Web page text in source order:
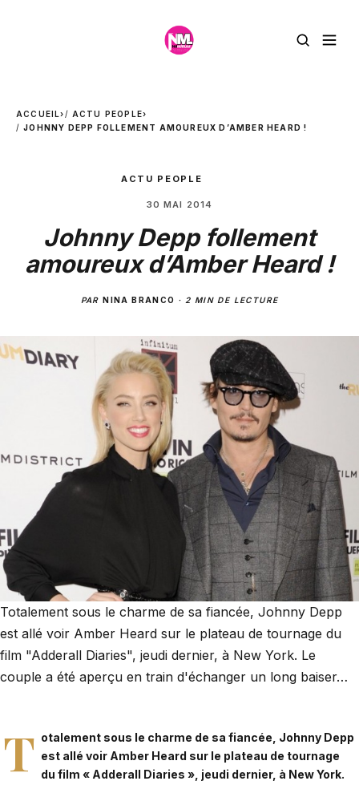
ACCUEIL› ACTU PEOPLE›
JOHNNY DEPP FOLLEMENT AMOUREUX D’AMBER HEARD !
ACTU PEOPLE
30 MAI 2014
Johnny Depp follement
amoureux d’Amber Heard !
PARNINA BRANCO · 2 MIN DE LECTURE
Totalement sous le charme de sa fiancée, Johnny Depp
est allé voir Amber Heard sur le plateau de tournage du
film "Adderall Diaries", jeudi dernier, à New York. Le
couple a été aperçu en train d'échanger un long baiser…
T otalement sous le charme de sa fiancée, Johnny Depp
est allé voir Amber Heard sur le plateau de tournage
du film « Adderall Diaries », jeudi dernier, à New York.